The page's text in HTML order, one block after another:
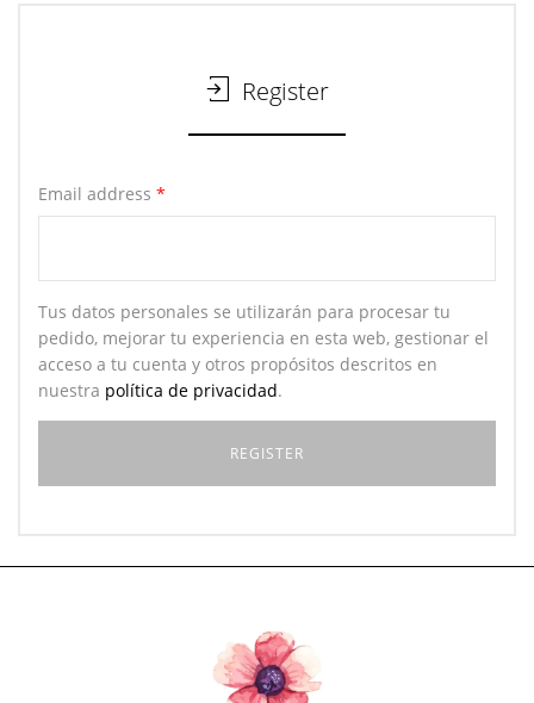
Register
Email address *
Tus datos personales se utilizarán para procesar tu
pedido, mejorar tu experiencia en esta web, gestionar el
acceso a tu cuenta y otros propósitos descritos en
nuestra política de privacidad.